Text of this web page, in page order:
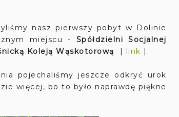
nasz pierwszy pobyt w Dolinie
miejscu - Spółdzielni Socjalnej
Koleją Wąskotorową | link |.
pojechaliśmy jeszcze odkryć urok
więcej, bo to było naprawdę piękne